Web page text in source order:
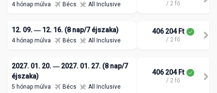
4 hónap múlva Bécs All Inclusive / 2 fő
12. 09. ― 12. 16. (8 nap/7 éjszaka)
4 hónap múlva Bécs All Inclusive
406 204 Ft
/ 2 fő
2027. 01. 20. ― 2027. 01. 27. (8 nap/7
éjszaka)
5 hónap múlva Bécs All Inclusive
406 204 Ft
/ 2 fő